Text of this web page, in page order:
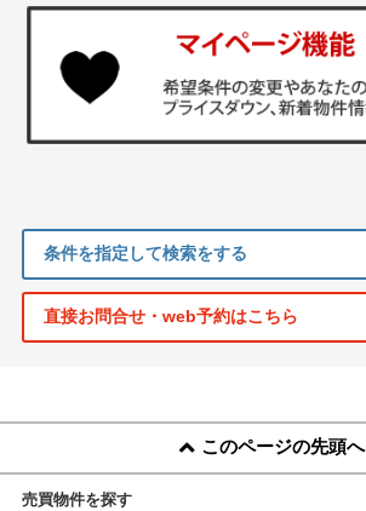
条件を指定して検索をする
直接お問合せ・web予約はこちら
このページの先頭へ
売買物件を探す